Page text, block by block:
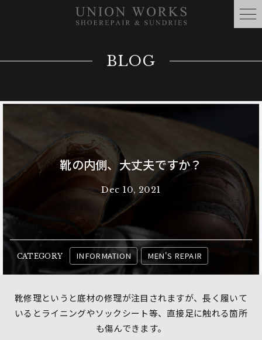
BLOG
靴の内側、大丈夫ですか？
Dec 10, 2021
CATEGORY INFORMATION MEN'S REPAIR
靴修理というと底材の修理が注目されますが、長く履いて
いるとライニングやソックシート等、直接足に触れる箇所
も傷んできます。